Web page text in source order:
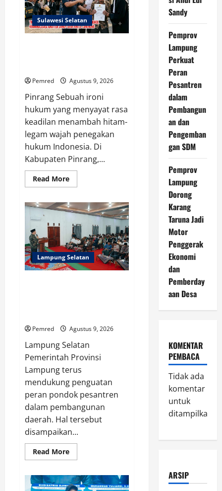
Kirab
Merah
Putih
300
Meter,
Sulawesi Selatan
Pemred Agustus 9, 2026
Pinrang Sebuah ironi
hukum yang menyayat rasa
keadilan menambah hitam-
legam wajah penegakan
hukum Indonesia. Di
Kabupaten Pinrang,...
Read MoreRead
more
Busuk
Institusi
di
Pinrang
Bersekongkol
Kriminalisasi
Andi
Edi
Sandy
Lampung Selatan
Pemred Agustus 9, 2026
Lampung Selatan
Pemerintah Provinsi
Lampung terus
mendukung penguatan
peran pondok pesantren
dalam pembangunan
daerah. Hal tersebut
disampaikan...
Read MoreRead
more
Lampung
Perkuat
Sandy
Pemprov
Lampung
Perkuat
Peran
Pesantren
dalam
Pembangun
an dan
Pengemban
gan SDM
Pemprov
Lampung
Dorong
Karang
Taruna Jadi
Motor
Penggerak
Ekonomi
dan
Pemberday
aan Desa
KOMENTAR
PEMBACA
Tidak ada
komentar
untuk
ditampilkan.
ARSIP